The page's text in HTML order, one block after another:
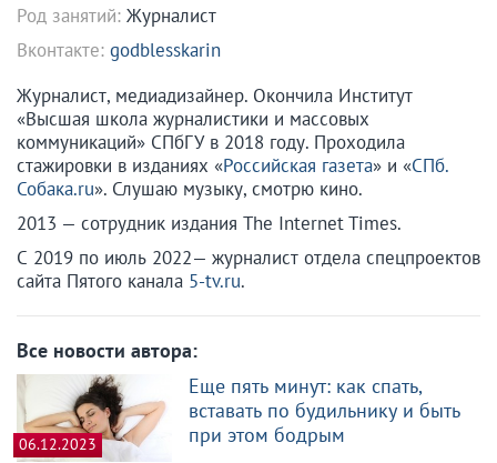
Род занятий: Журналист
Вконтакте: godblesskarin
Журналист, медиадизайнер. Окончила Институт
«Высшая школа журналистики и массовых
коммуникаций» СПбГУ в 2018 году. Проходила
стажировки в изданиях «Российская газета» и «СПб.
Собака.ru». Слушаю музыку, смотрю кино.
2013 — сотрудник издания The Internet Times.
С 2019 по июль 2022— журналист отдела спецпроектов
сайта Пятого канала 5-tv.ru.
Все новости автора:
06.12.2023
Еще пять минут: как спать,
вставать по будильнику и быть
при этом бодрым